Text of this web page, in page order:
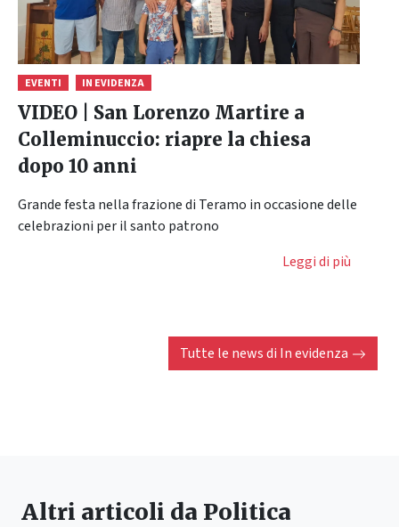
EVENTI IN EVIDENZA
VIDEO | San Lorenzo Martire a
Colleminuccio: riapre la chiesa
dopo 10 anni
Grande festa nella frazione di Teramo in occasione delle
celebrazioni per il santo patrono
Leggi di più
Tutte le news di In evidenza
Altri articoli da Politica